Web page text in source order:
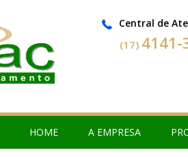
Central de
(17) 4141-
HOME A EMPRESA